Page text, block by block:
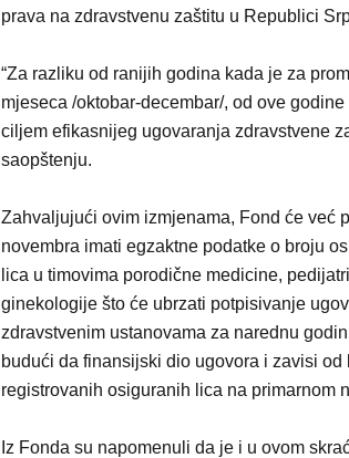
prava na zdravstvenu zaštitu u Republici
“Za razliku od ranijih godina kada je za
mjeseca /oktobar-decembar/, od ove
ciljem efikasnijeg ugovaranja zdravstvene
saopštenju.
Zahvaljujući ovim izmjenama, Fond će već
novembra imati egzaktne podatke o broju
lica u timovima porodične medicine,
ginekologije što će ubrzati potpisivanje
zdravstvenim ustanovama za narednu
budući da finansijski dio ugovora i zavisi od
registrovanih osiguranih lica na primarnom
Iz Fonda su napomenuli da je i u ovom